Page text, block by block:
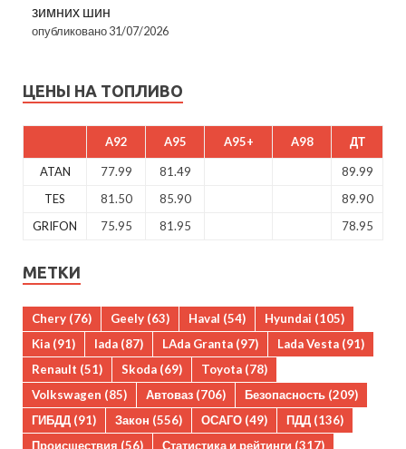
зимних шин
опубликовано 31/07/2026
ЦЕНЫ НА ТОПЛИВО
A92 A95 A95+ A98 ДТ
ATAN 77.99 81.49
89.99
TES
81.50 85.90
89.90
GRIFON
75.95 81.95 78.95
МЕТКИ
Chery (76) Geely (63) Haval (54) Hyundai (105)
Kia (91) lada (87) LAda Granta (97) Lada Vesta (91)
Renault (51) Skoda (69) Toyota (78)
Volkswagen (85) Автоваз (706) Безопасность (209)
ГИБДД (91) Закон (556) ОСАГО (49) ПДД (136)
Происшествия (56) Статистика и рейтинги (317)